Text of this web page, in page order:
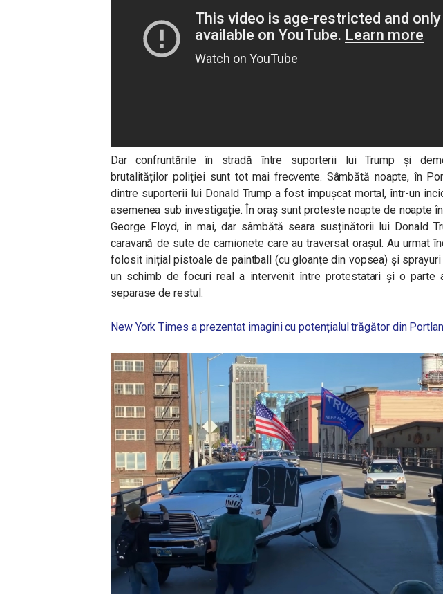
Dar confruntările în stradă între suporterii lui Trump și
brutalităților poliției sunt tot mai frecvente. Sâmbătă noapte, în
dintre suporterii lui Donald Trump a fost împușcat mortal, într-un
asemenea sub investigație. În oraș sunt proteste noapte de noapte
George Floyd, în mai, dar sâmbătă seara susținătorii lui Donald
caravană de sute de camionete care au traversat orașul. Au urmat
folosit inițial pistoale de paintball (cu gloanțe din vopsea) și sprayuri
un schimb de focuri real a intervenit între protestatari și o parte
separase de restul.
New York Times a prezentat imagini cu potențialul trăgător din